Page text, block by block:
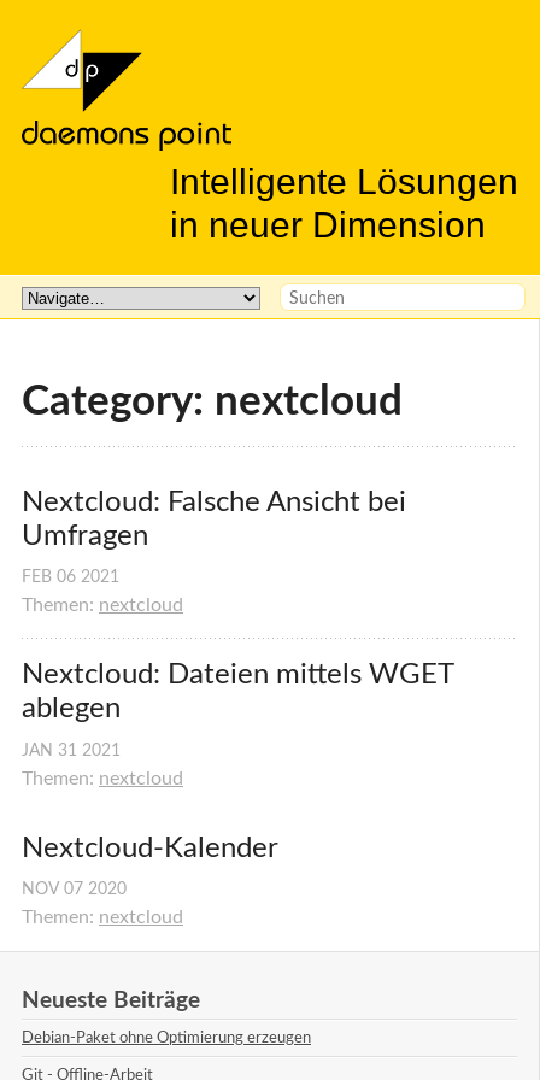
Intelligente Lösungen
in neuer Dimension
Category: nextcloud
Nextcloud: Falsche Ansicht bei
Umfragen
FEB 06 2021
Themen: nextcloud
Nextcloud: Dateien mittels WGET
ablegen
JAN 31 2021
Themen: nextcloud
Nextcloud-Kalender
NOV 07 2020
Themen: nextcloud
Neueste Beiträge
Debian-Paket ohne Optimierung erzeugen
Git - Offline-Arbeit